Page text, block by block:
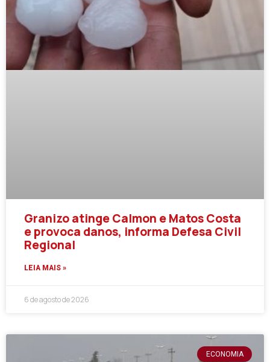
Granizo atinge Calmon e Matos Costa
e provoca danos, informa Defesa Civil
Regional
LEIA MAIS »
6 de agosto de 2026
ECONOMIA